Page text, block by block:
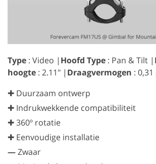
Type : Video | Hoofd Type : Pan & Tilt |
hoogte : 2.11″ | Draagvermogen :
✚ Duurzaam ontwerp
✚ Indrukwekkende compatibiliteit
✚ 360º rotatie
✚ Eenvoudige installatie
—Zwaar